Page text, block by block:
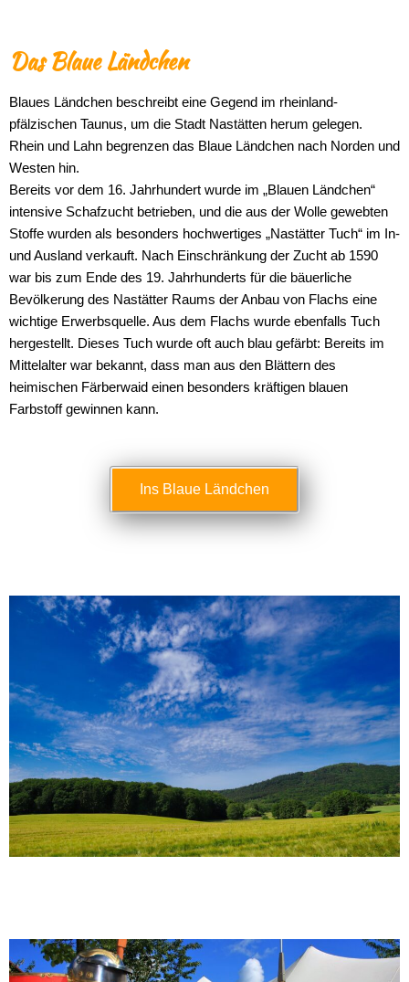
Das Blaue Ländchen
Blaues Ländchen beschreibt eine Gegend im rheinland-
pfälzischen Taunus, um die Stadt Nastätten herum gelegen.
Rhein und Lahn begrenzen das Blaue Ländchen nach Norden und
Westen hin.
Bereits vor dem 16. Jahrhundert wurde im „Blauen Ländchen“
intensive Schafzucht betrieben, und die aus der Wolle gewebten
Stoffe wurden als besonders hochwertiges „Nastätter Tuch“ im In-
und Ausland verkauft. Nach Einschränkung der Zucht ab 1590
war bis zum Ende des 19. Jahrhunderts für die bäuerliche
Bevölkerung des Nastätter Raums der Anbau von Flachs eine
wichtige Erwerbsquelle. Aus dem Flachs wurde ebenfalls Tuch
hergestellt. Dieses Tuch wurde oft auch blau gefärbt: Bereits im
Mittelalter war bekannt, dass man aus den Blättern des
heimischen Färberwaid einen besonders kräftigen blauen
Farbstoff gewinnen kann.
Ins Blaue Ländchen